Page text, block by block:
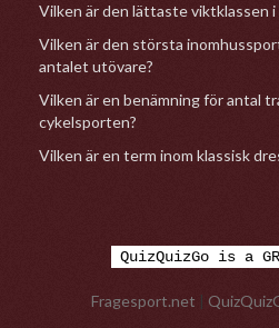
Vilken är den lättaste viktklassen i
Vilken är den största
antalet utövare?
Vilken är en benämning för antal
cykelsporten?
Vilken är en term inom klassisk
QuizQuizGo is a
Fragesport.net